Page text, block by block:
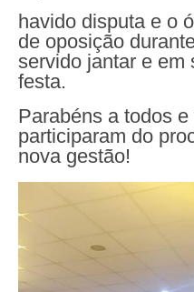
havido disputa e o
de oposição
servido jantar e em
festa.
Parabéns a todos
participaram do
nova gestão!